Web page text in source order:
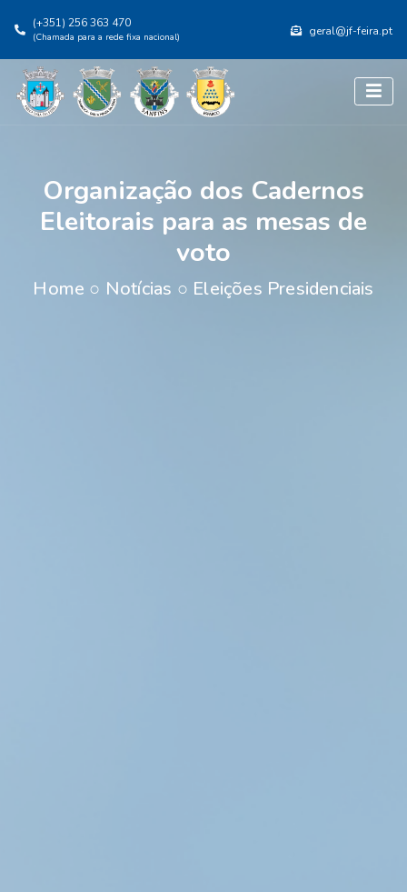
(+351) 256 363 470
(Chamada para a rede fixa nacional) geral@jf-feira.pt
Organização dos Cadernos
Eleitorais para as mesas de
voto
Home ○ Notícias ○ Eleições Presidenciais